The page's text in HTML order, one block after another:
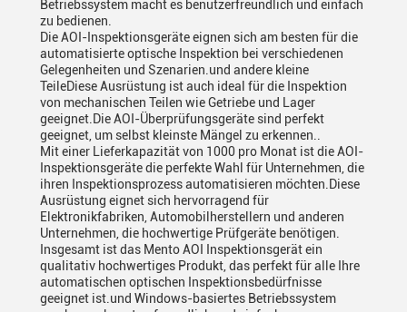
Betriebssystem macht es benutzerfreundlich und einfach
zu bedienen.
Die AOI-Inspektionsgeräte eignen sich am besten für die
automatisierte optische Inspektion bei verschiedenen
Gelegenheiten und Szenarien.und andere kleine
TeileDiese Ausrüstung ist auch ideal für die Inspektion
von mechanischen Teilen wie Getriebe und Lager
geeignet.Die AOI-Überprüfungsgeräte sind perfekt
geeignet, um selbst kleinste Mängel zu erkennen..
Mit einer Lieferkapazität von 1000 pro Monat ist die AOI-
Inspektionsgeräte die perfekte Wahl für Unternehmen, die
ihren Inspektionsprozess automatisieren möchten.Diese
Ausrüstung eignet sich hervorragend für
Elektronikfabriken, Automobilherstellern und anderen
Unternehmen, die hochwertige Prüfgeräte benötigen.
Insgesamt ist das Mento AOI Inspektionsgerät ein
qualitativ hochwertiges Produkt, das perfekt für alle Ihre
automatischen optischen Inspektionsbedürfnisse
geeignet ist.und Windows-basiertes Betriebssystem